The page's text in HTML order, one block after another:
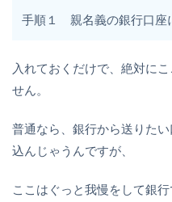
手順１ 親名義の銀行口座
入れておくだけで、絶対に
せん。
普通なら、銀行から送りた
込んじゃうんですが、
ここはぐっと我慢をして銀